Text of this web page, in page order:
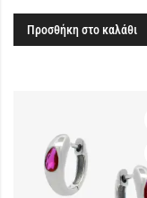
Προσθήκη στο καλάθι